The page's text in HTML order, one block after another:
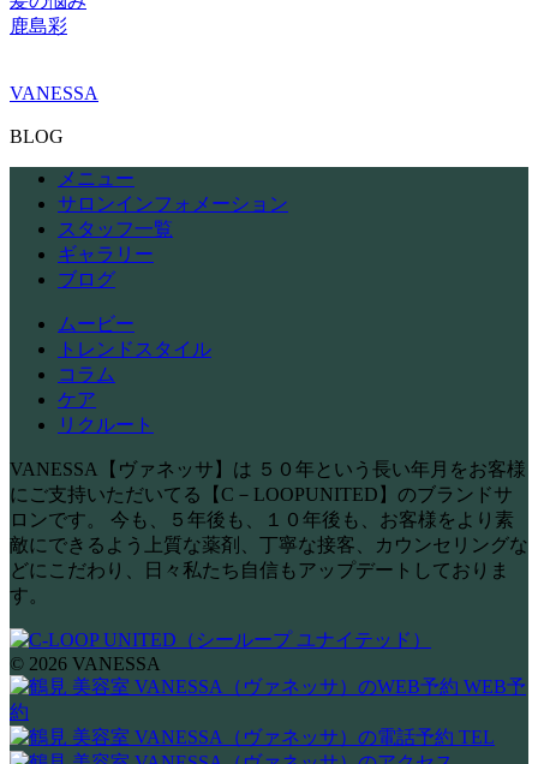
鹿島彩
VANESSA
BLOG
メニュー
サロンインフォメーション
スタッフ一覧
ギャラリー
ブログ
ムービー
トレンドスタイル
コラム
ケア
リクルート
VANESSA【ヴァネッサ】は ５０年という長い年月をお客様
にご支持いただいてる【C－LOOPUNITED】のブランドサ
ロンです。 今も、５年後も、１０年後も、お客様をより素
敵にできるよう上質な薬剤、丁寧な接客、カウンセリングな
どにこだわり、日々私たち自信もアップデートしておりま
す。
© 2026 VANESSA
WEB予
約
TEL